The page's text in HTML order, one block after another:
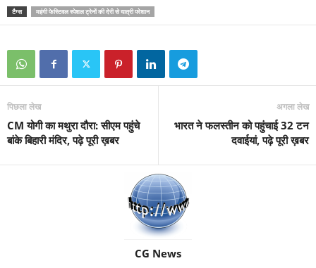
टैग्स महंगी फेस्टिवल स्पेशल ट्रेनों की देरी से यात्री परेशान
पिछला लेख
CM योगी का मथुरा दौरा: सीएम पहुंचे
बांके बिहारी मंदिर, पढ़े पूरी ख़बर
अगला लेख
भारत ने फलस्तीन को पहुंचाई 32 टन
दवाईयां, पढ़े पूरी ख़बर
CG News